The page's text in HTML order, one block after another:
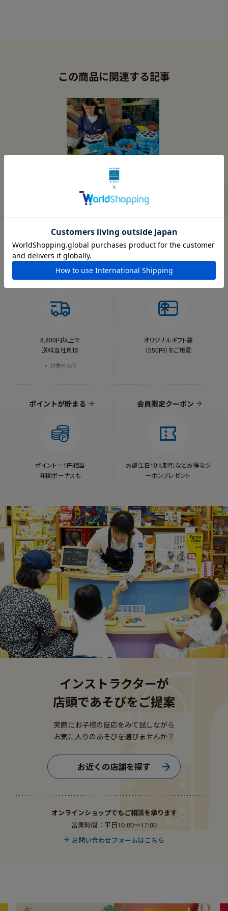
この商品に関連する記事
なぜ? どうして? 物の仕組み
を遊びながら理解する「ケル
チェッティ社」
送料当社負担
8,800円以上で
送料当社負担
対象外あり
ギフトラッピング
オリジナルギフト袋
（550円）をご用意
ポイントが貯まる
ポイント＝1円相当
年間ボーナスも
会員限定クーポン
お誕生日10%割引などお得なク
ーポンプレゼント
インストラクターが
店頭であそびをご提案
実際にお子様の反応をみて試しながら
お気に入りのあそびを選びませんか？
お近くの店舗を探す
オンラインショップでもご相談を承ります
営業時間：平日10:00〜17:00
お問い合わせフォームはこちら